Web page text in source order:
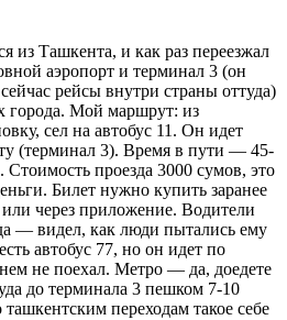
из Ташкента, и как раз переезжал
аэропорт и терминал 3 (он
рейсы внутри страны оттуда)
города. Мой маршрут: из
сел на автобус 11. Он идет
(терминал 3). Время в пути — 45-
Стоимость проезда 3000 сумов, это
Билет нужно купить заранее
через приложение. Водители
— видел, как люди пытались ему
автобус 77, но он идет по
не поехал. Метро — да, доедете
до терминала 3 пешком 7-10
переходам такое себе